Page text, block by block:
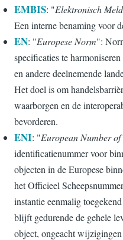
EMBIS: "Elektronisch
Een interne benaming voor
EN: "Europese Norm":
specificaties te
en andere deelnemende
Het doel is om
waarborgen en de
bevorderen.
ENI: "European Number
identificatienummer voor
objecten in de Europese
het Officieel
instantie eenmalig
blijft gedurende de gehele
object, ongeacht